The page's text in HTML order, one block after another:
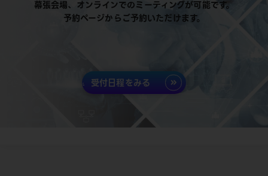
幕張会場、オンラインでのミーティングが可能です。
予約ページからご予約いただけます。
受付日程をみる